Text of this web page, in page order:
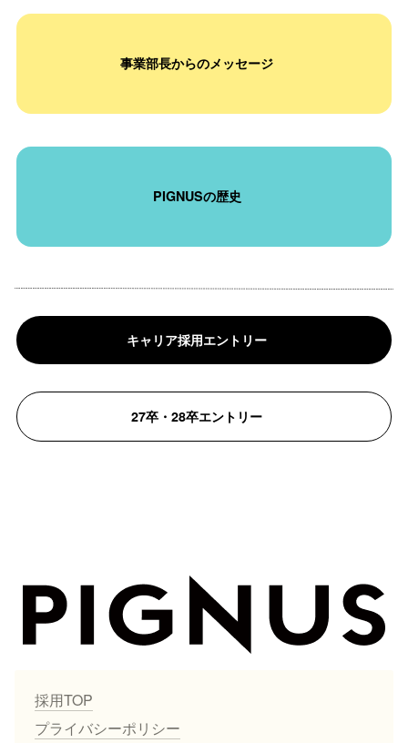
事業部長からのメッセージ
PIGNUSの歴史
キャリア採用エントリー
27卒・28卒エントリー
採用TOP
プライバシーポリシー